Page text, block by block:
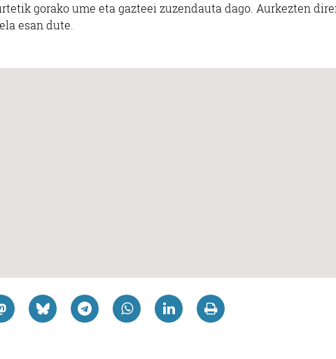
gorako ume eta gazteei zuzendauta dago. Aurkezten
esan dute.